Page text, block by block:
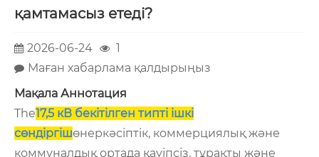
қамтамасыз етеді?
2026-06-24
1
Маған хабарлама қалдырыңыз
Мақала Аннотация
The17,5 кВ бекітілген типті ішкі
сөндіргішөнеркәсіптік, коммерциялық және
коммуналдық ортада қауіпсіз, тұрақты және